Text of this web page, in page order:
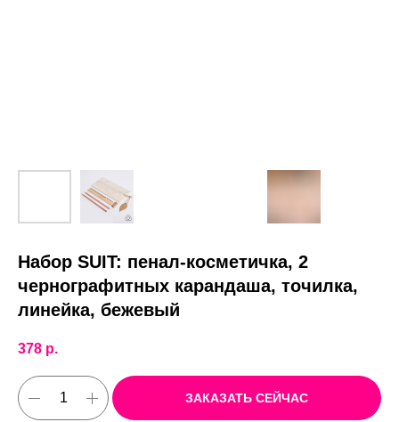
Набор SUIT: пенал-косметичка, 2
чернографитных карандаша, точилка,
линейка, бежевый
378 р.
ЗАКАЗАТЬ СЕЙЧАС